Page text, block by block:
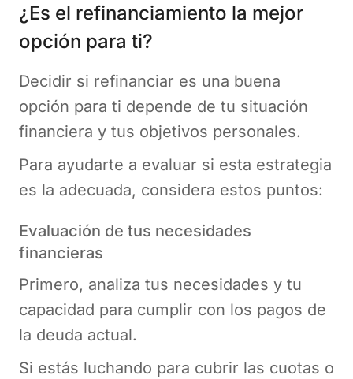
¿Es el refinanciamiento la mejor
opción para ti?
Decidir si refinanciar es una buena
opción para ti depende de tu situación
financiera y tus objetivos personales.
Para ayudarte a evaluar si esta estrategia
es la adecuada, considera estos puntos:
Evaluación de tus necesidades
financieras
Primero, analiza tus necesidades y tu
capacidad para cumplir con los pagos de
la deuda actual.
Si estás luchando para cubrir las cuotas o